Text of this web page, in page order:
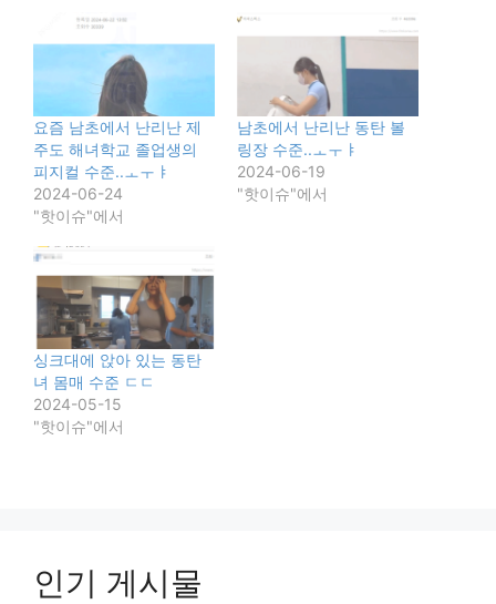
요즘 남초에서 난리난 제
주도 해녀학교 졸업생의
피지컬 수준..ㅗㅜㅑ
2024-06-24
"핫이슈"에서
남초에서 난리난 동탄 볼
링장 수준..ㅗㅜㅑ
2024-06-19
"핫이슈"에서
싱크대에 앉아 있는 동탄
녀 몸매 수준 ㄷㄷ
2024-05-15
"핫이슈"에서
인기 게시물